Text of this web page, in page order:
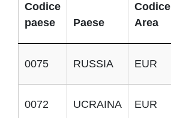
Codice
paese
Paese
Codice
Area
0075 RUSSIA EUR
0072 UCRAINA EUR